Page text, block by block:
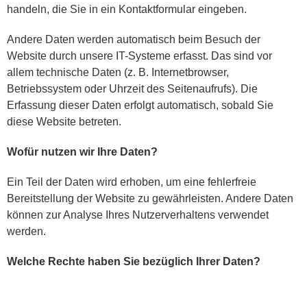
handeln, die Sie in ein Kontaktformular eingeben.
Andere Daten werden automatisch beim Besuch der
Website durch unsere IT-Systeme erfasst. Das sind vor
allem technische Daten (z. B. Internetbrowser,
Betriebssystem oder Uhrzeit des Seitenaufrufs). Die
Erfassung dieser Daten erfolgt automatisch, sobald Sie
diese Website betreten.
Wofür nutzen wir Ihre Daten?
Ein Teil der Daten wird erhoben, um eine fehlerfreie
Bereitstellung der Website zu gewährleisten. Andere Daten
können zur Analyse Ihres Nutzerverhaltens verwendet
werden.
Welche Rechte haben Sie bezüglich Ihrer Daten?